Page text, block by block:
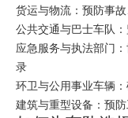
货运与物流：预防事
公共交通与巴士车队
应急服务与执法部门
录
环卫与公用事业车辆
建筑与重型设备：预